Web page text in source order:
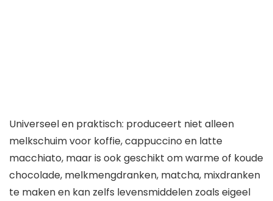
Universeel en praktisch: produceert niet alleen
melkschuim voor koffie, cappuccino en latte
macchiato, maar is ook geschikt om warme of koude
chocolade, melkmengdranken, matcha, mixdranken
te maken en kan zelfs levensmiddelen zoals eigeel